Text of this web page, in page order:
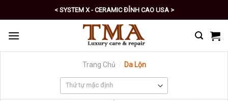
to
content
< SYSTEM X - CERAMIC ĐỈNH CAO USA >
< PRO - TỰ CHĂM SÓC XE SỐ 1 >
Trang Chủ / Da Lộn